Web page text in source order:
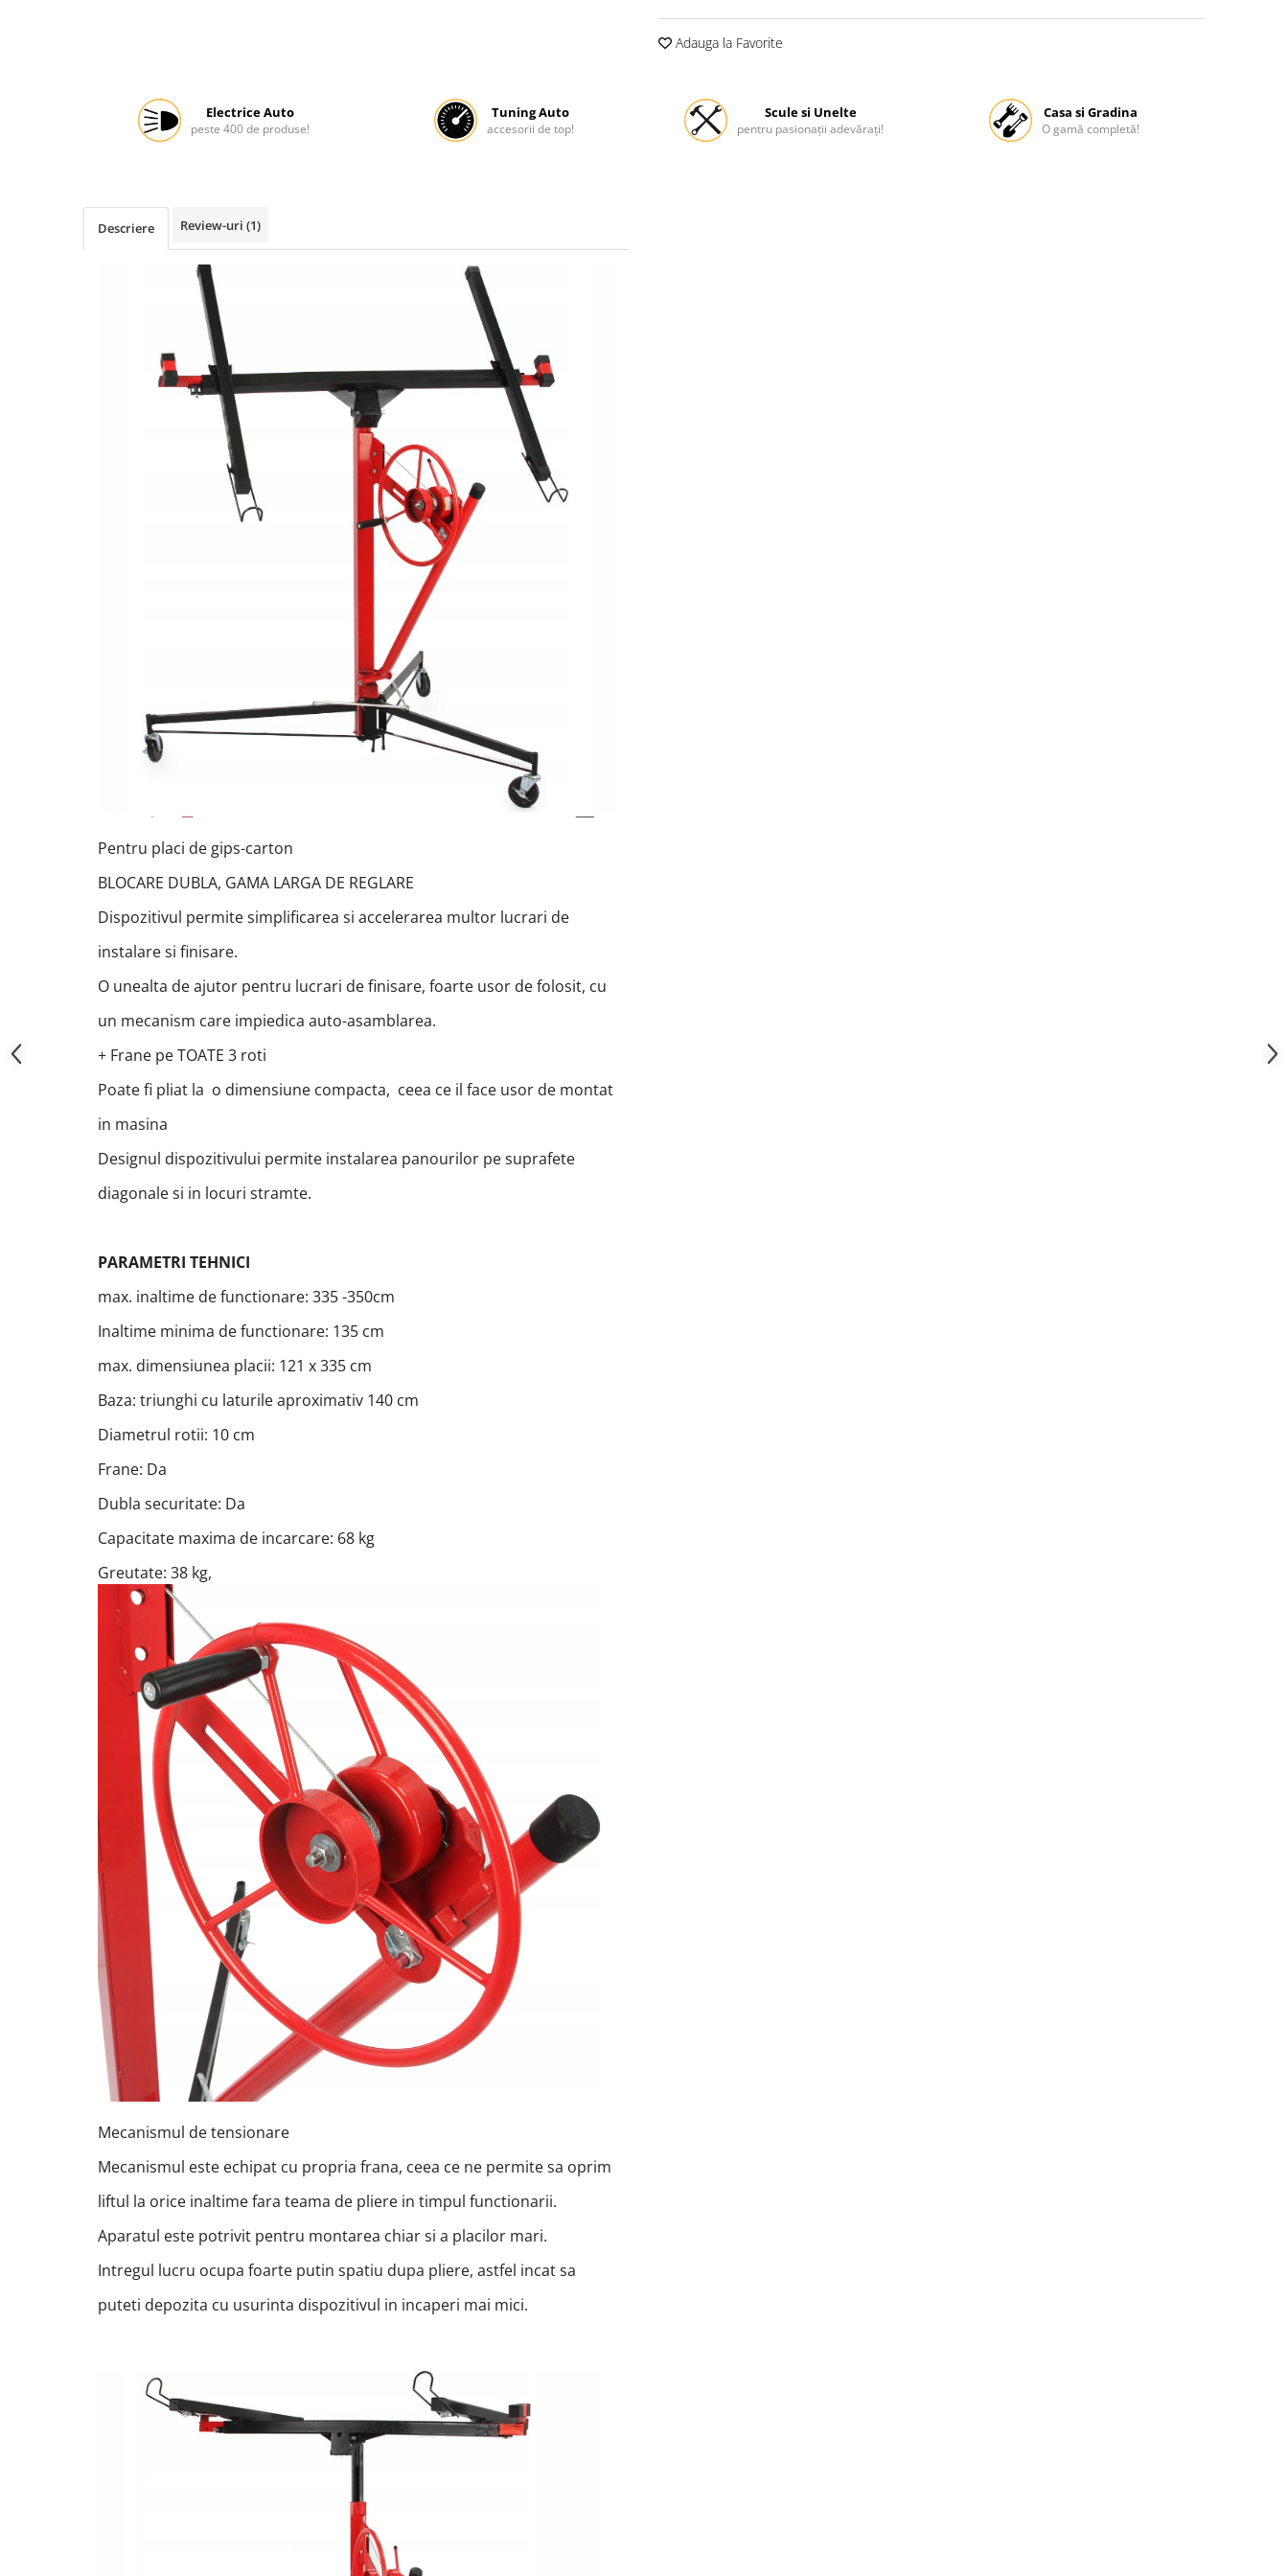
Tunuri de caldura si aeroteme
Utilaje constructie
Adauga la Favorite
Electrice Auto
peste 400 de produse!
Tuning Auto
accesorii de top!
Scule si Unelte
pentru pasionații adevărați!
Casa si Gradina
O gamă completă!
Descriere Review-uri (1)
Pentru placi de gips-carton
BLOCARE DUBLA, GAMA LARGA DE REGLARE
Dispozitivul permite simplificarea si accelerarea multor lucrari de
instalare si finisare.
O unealta de ajutor pentru lucrari de finisare, foarte usor de folosit, cu
un mecanism care impiedica auto-asamblarea.
+ Frane pe TOATE 3 roti
Poate fi pliat la o dimensiune compacta, ceea ce il face usor de montat
in masina
Designul dispozitivului permite instalarea panourilor pe suprafete
diagonale si in locuri stramte.
PARAMETRI TEHNICI
max. inaltime de functionare: 335 -350cm
Inaltime minima de functionare: 135 cm
max. dimensiunea placii: 121 x 335 cm
Baza: triunghi cu laturile aproximativ 140 cm
Diametrul rotii: 10 cm
Frane: Da
Dubla securitate: Da
Capacitate maxima de incarcare: 68 kg
Greutate: 38 kg,
Mecanismul de tensionare
Mecanismul este echipat cu propria frana, ceea ce ne permite sa oprim
liftul la orice inaltime fara teama de pliere in timpul functionarii.
Aparatul este potrivit pentru montarea chiar si a placilor mari.
Intregul lucru ocupa foarte putin spatiu dupa pliere, astfel incat sa
puteti depozita cu usurinta dispozitivul in incaperi mai mici.